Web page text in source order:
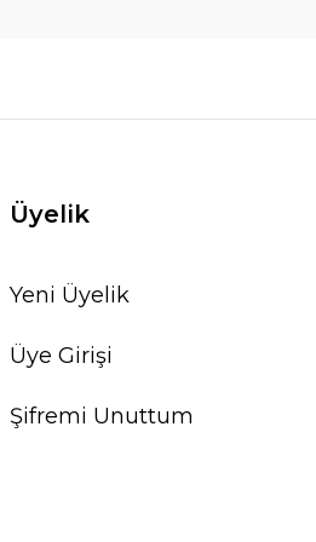
Üyelik
Yeni Üyelik
Üye Girişi
Şifremi Unuttum